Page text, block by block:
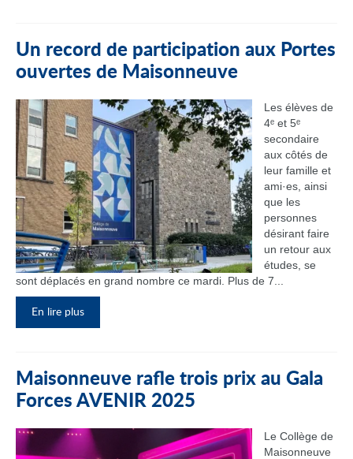
Un record de participation aux Portes
ouvertes de Maisonneuve
Les élèves de
4ᵉ et 5ᵉ
secondaire
aux côtés de
leur famille et
ami·es, ainsi
que les
personnes
désirant faire
un retour aux
études, se
sont déplacés en grand nombre ce mardi. Plus de 7...
En lire plus
Maisonneuve rafle trois prix au Gala
Forces AVENIR 2025
Le Collège de
Maisonneuve